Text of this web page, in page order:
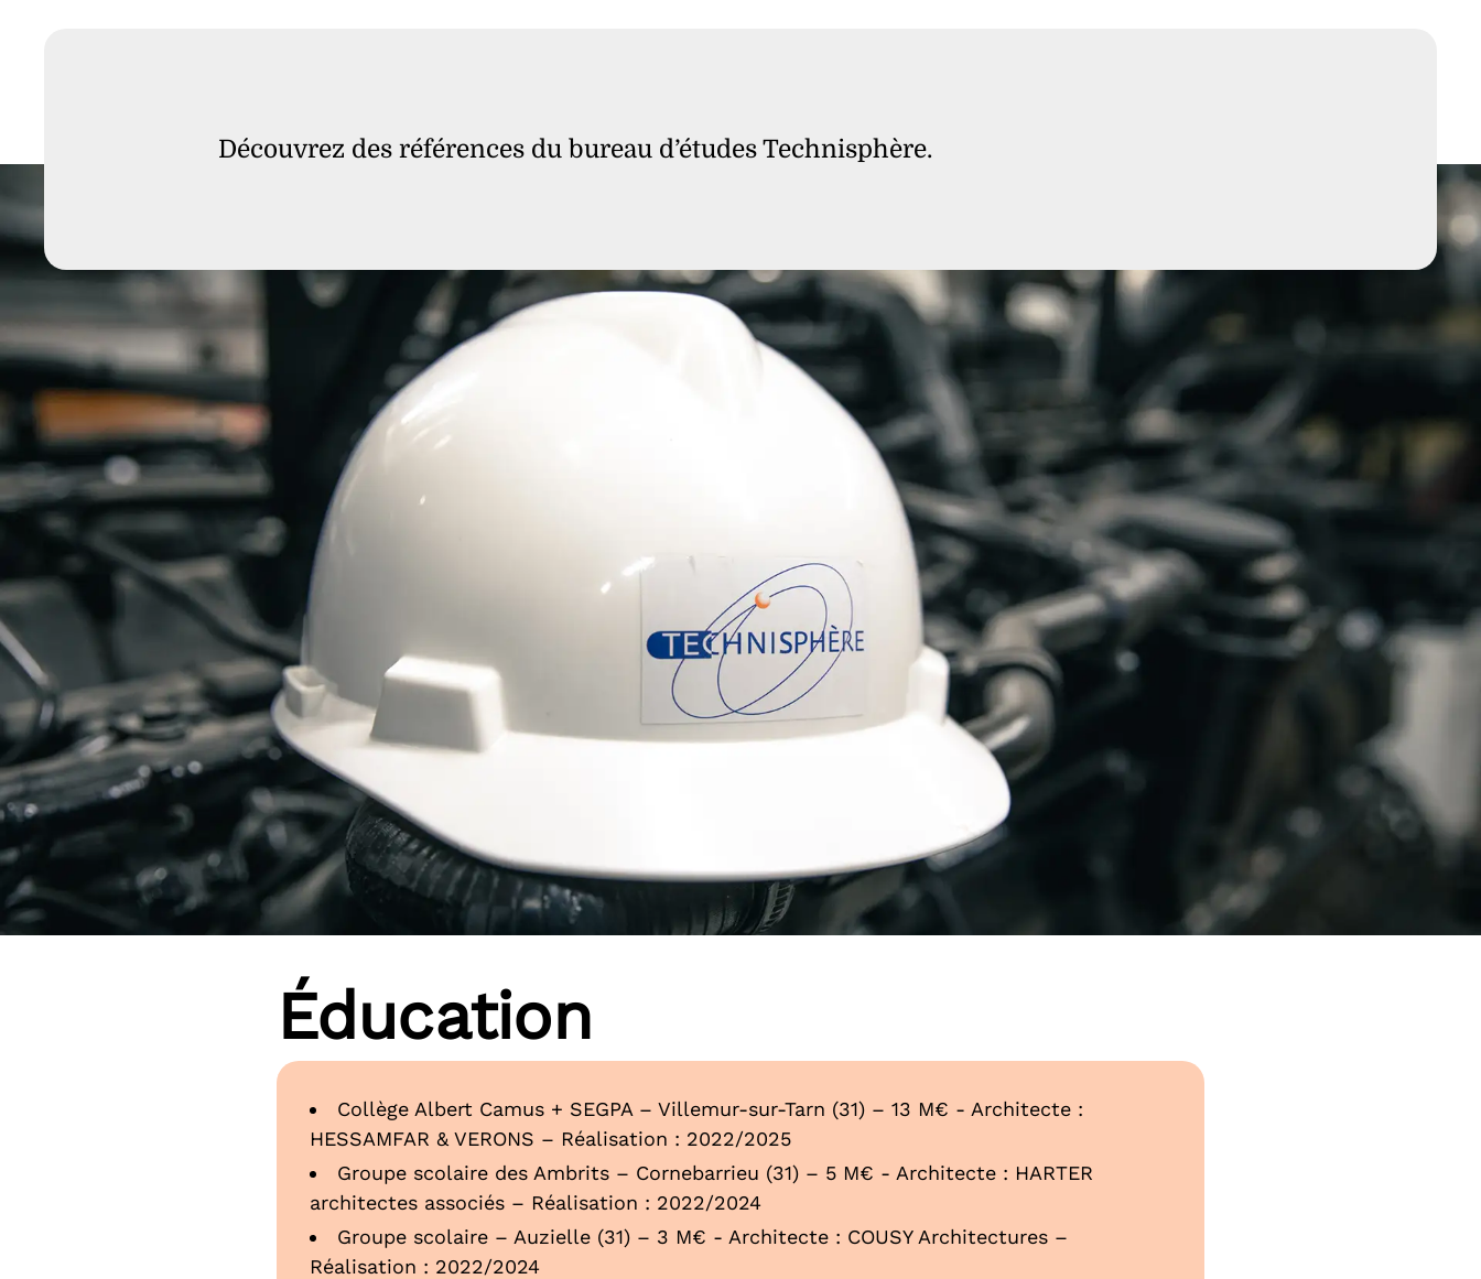
Découvrez des références du bureau d’études Technisphère.
Éducation
Collège Albert Camus + SEGPA – Villemur-sur-Tarn (31) – 13 M€ - Architecte :
HESSAMFAR & VERONS – Réalisation : 2022/2025
Groupe scolaire des Ambrits – Cornebarrieu (31) – 5 M€ - Architecte : HARTER
architectes associés – Réalisation : 2022/2024
Groupe scolaire – Auzielle (31) – 3 M€ - Architecte : COUSY Architectures –
Réalisation : 2022/2024